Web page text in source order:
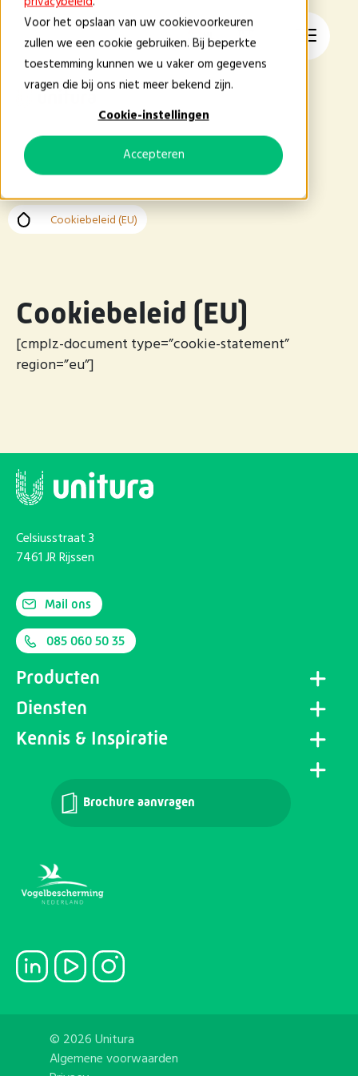
Voor het opslaan van uw cookievoorkeuren
zullen we een cookie gebruiken. Bij beperkte
toestemming kunnen we u vaker om gegevens
vragen die bij ons niet meer bekend zijn.
Cookie-instellingen
Accepteren
NL
Cookiebeleid (EU)
Cookiebeleid (EU)
[cmplz-document type=”cookie-statement”
region=”eu”]
Celsiusstraat 3
7461 JR Rijssen
Mail ons
085 060 50 35
Producten
Diensten
Kennis & Inspiratie
Brochure aanvragen
© 2026 Unitura
Algemene voorwaarden